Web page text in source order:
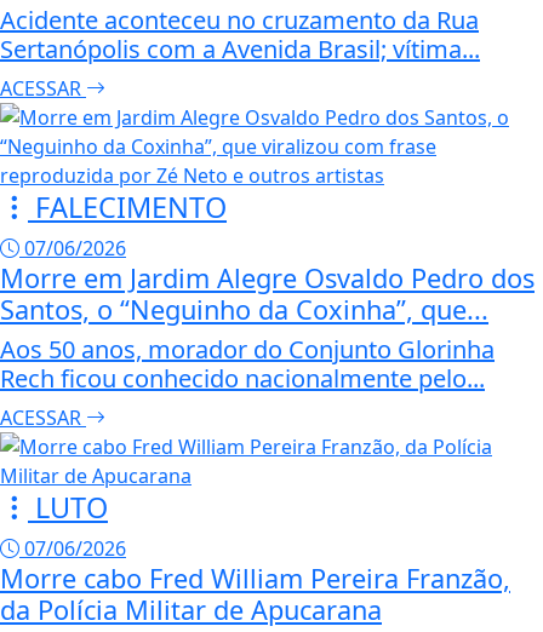
Acidente aconteceu no cruzamento da Rua
Sertanópolis com a Avenida Brasil; vítima...
ACESSAR
FALECIMENTO
07/06/2026
Morre em Jardim Alegre Osvaldo Pedro dos
Santos, o “Neguinho da Coxinha”, que...
Aos 50 anos, morador do Conjunto Glorinha
Rech ficou conhecido nacionalmente pelo...
ACESSAR
LUTO
07/06/2026
Morre cabo Fred William Pereira Franzão,
da Polícia Militar de Apucarana